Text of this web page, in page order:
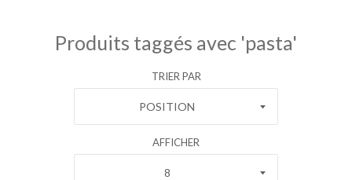
Produits taggés avec 'pasta'
TRIER PAR
POSITION
AFFICHER
8